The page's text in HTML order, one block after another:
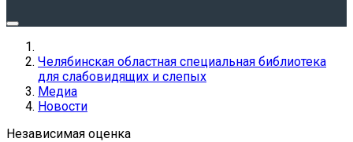
Челябинская областная специальная библиотека
для слабовидящих и слепых
Медиа
Новости
Независимая оценка